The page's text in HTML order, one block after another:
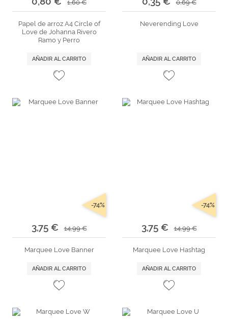
1,60 €
Papel de arroz A4 Circle of
Love de Johanna Rivero
Ramo y Perro
AÑADIR AL CARRITO
0,69 €
Neverending Love
AÑADIR AL CARRITO
3,75 € 14,99 €
-74%
Marquee Love Banner
AÑADIR AL CARRITO
3,75 € 14,99 €
-74%
Marquee Love Hashtag
AÑADIR AL CARRITO